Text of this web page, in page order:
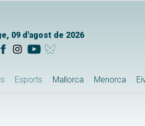
09 d'agost de 2026
Esports Mallorca Menorca